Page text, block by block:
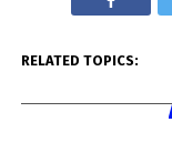
RELATED TOPICS: